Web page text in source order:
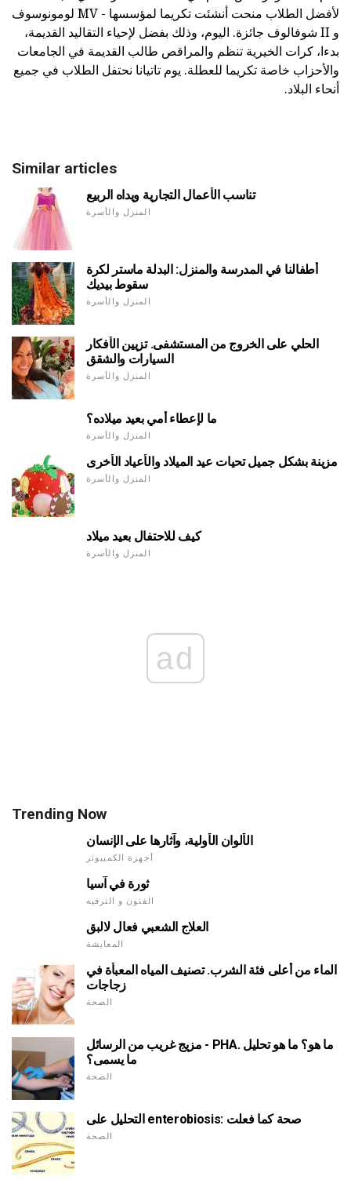
لأفضل الطلاب منحت أنشئت تكريما لمؤسسها - MV لومونوسوف
و II شوفالوف جائزة. اليوم، وذلك بفضل لإحياء التقاليد القديمة،
بدءا، كرات الخيرية تنظم والمراقص طالب القديمة في الجامعات
والأحزاب خاصة تكريما للعطلة. يوم تاتيانا نحتفل الطلاب في جميع
أنحاء البلاد.
Similar articles
تناسب الأعمال التجارية ويداه الربيع
المنزل والأسرة
أطفالنا في المدرسة والمنزل: البدلة ماستر لكرة
سقوط بيديك
المنزل والأسرة
الحلي على الخروج من المستشفى. تزيين الأفكار
السيارات والشقق
المنزل والأسرة
ما لإعطاء أمي بعيد ميلاده؟
المنزل والأسرة
مزينة بشكل جميل تحيات عيد الميلاد والأعياد الأخرى
المنزل والأسرة
كيف للاحتفال بعيد ميلاد
المنزل والأسرة
ad
Trending Now
الألوان الأولية، وآثارها على الإنسان
أجهزة الكمبيوتر
ثورة في آسيا
الفنون و الترفيه
العلاج الشعبي فعال لالبق
المعايشة
الماء من أعلى فئة الشرب. تصنيف المياه المعبأة في
زجاجات
الصحة
مزيج غريب من الرسائل - PHA. ما هو؟ ما هو تحليل
ما يسمى؟
الصحة
التحليل على enterobiosis: صحة كما فعلت
الصحة